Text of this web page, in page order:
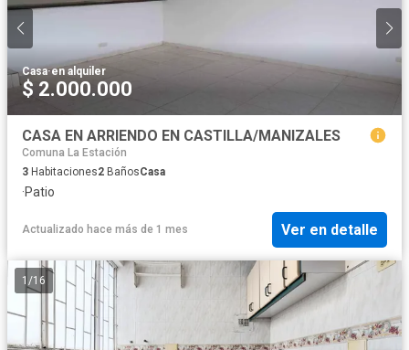
Casa·en alquiler
$ 2.000.000
CASA EN ARRIENDO EN CASTILLA/MANIZALES
Comuna La Estación
3 Habitaciones2 BañosCasa
·Patio
Actualizado hace más de 1 mes Ver en detalle
1 /16